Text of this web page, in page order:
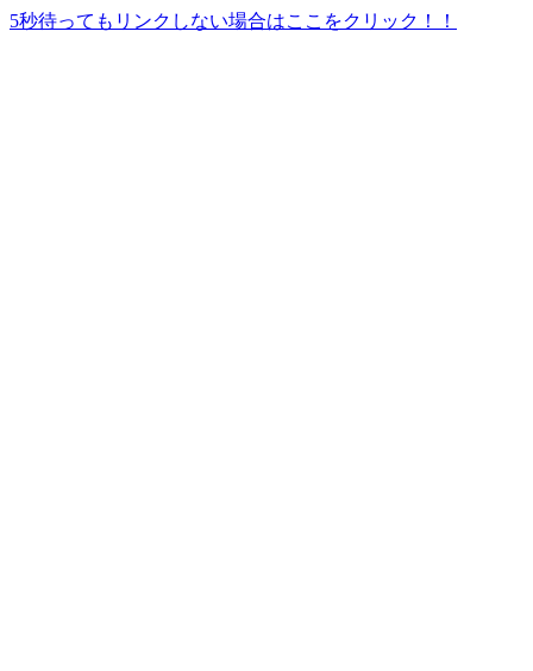
5秒待ってもリンクしない場合はここをクリック！！